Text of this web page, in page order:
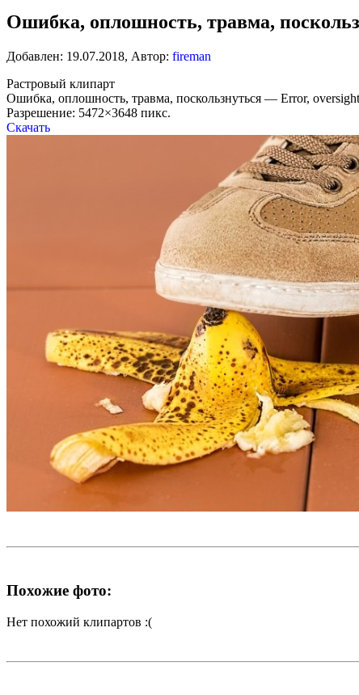
Ошибка, оплошность, травма,
Добавлен: 19.07.2018, Автор: fireman
Растровый клипарт
Ошибка, оплошность, травма, поскользнуться — Error,
Разрешение: 5472×3648 пикс.
Скачать
Похожие фото:
Нет похожий клипартов :(